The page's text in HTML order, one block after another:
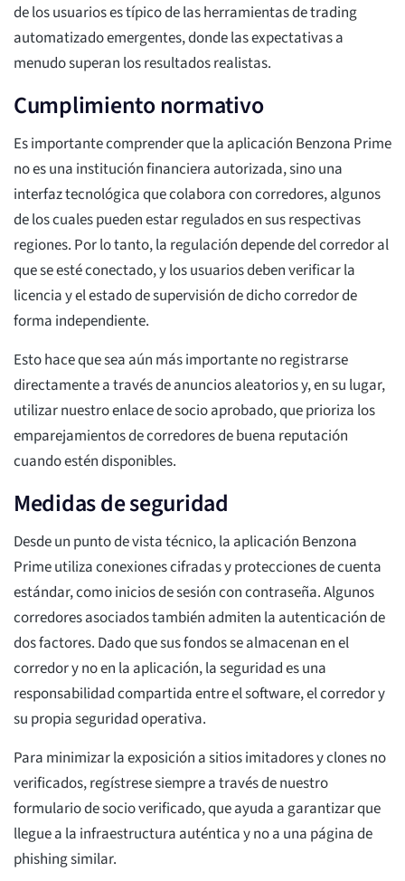
de los usuarios es típico de las herramientas de trading
automatizado emergentes, donde las expectativas a
menudo superan los resultados realistas.
Cumplimiento normativo
Es importante comprender que la aplicación Benzona Prime
no es una institución financiera autorizada, sino una
interfaz tecnológica que colabora con corredores, algunos
de los cuales pueden estar regulados en sus respectivas
regiones. Por lo tanto, la regulación depende del corredor al
que se esté conectado, y los usuarios deben verificar la
licencia y el estado de supervisión de dicho corredor de
forma independiente.
Esto hace que sea aún más importante no registrarse
directamente a través de anuncios aleatorios y, en su lugar,
utilizar nuestro enlace de socio aprobado, que prioriza los
emparejamientos de corredores de buena reputación
cuando estén disponibles.
Medidas de seguridad
Desde un punto de vista técnico, la aplicación Benzona
Prime utiliza conexiones cifradas y protecciones de cuenta
estándar, como inicios de sesión con contraseña. Algunos
corredores asociados también admiten la autenticación de
dos factores. Dado que sus fondos se almacenan en el
corredor y no en la aplicación, la seguridad es una
responsabilidad compartida entre el software, el corredor y
su propia seguridad operativa.
Para minimizar la exposición a sitios imitadores y clones no
verificados, regístrese siempre a través de nuestro
formulario de socio verificado, que ayuda a garantizar que
llegue a la infraestructura auténtica y no a una página de
phishing similar.